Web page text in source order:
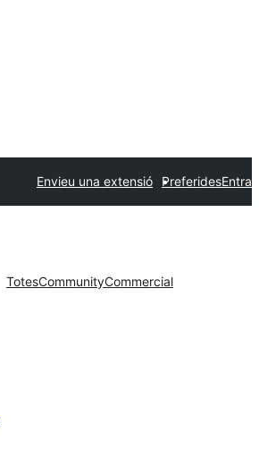
Envieu una extensió PreferidesEntra
TotesCommunityCommercial